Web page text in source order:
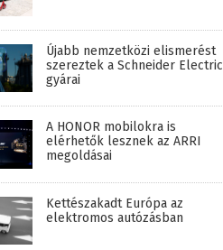
Újabb nemzetközi elismerést
szereztek a Schneider Electric
gyárai
A HONOR mobilokra is
elérhetők lesznek az ARRI
megoldásai
Kettészakadt Európa az
elektromos autózásban